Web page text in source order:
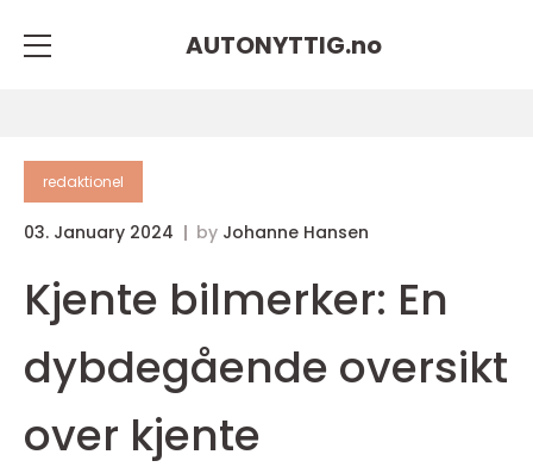
AUTONYTTIG.no
redaktionel
03. January 2024 by Johanne Hansen
Kjente bilmerker: En
dybdegående oversikt
over kjente